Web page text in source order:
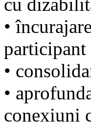
•
participant
•
•
conexiuni